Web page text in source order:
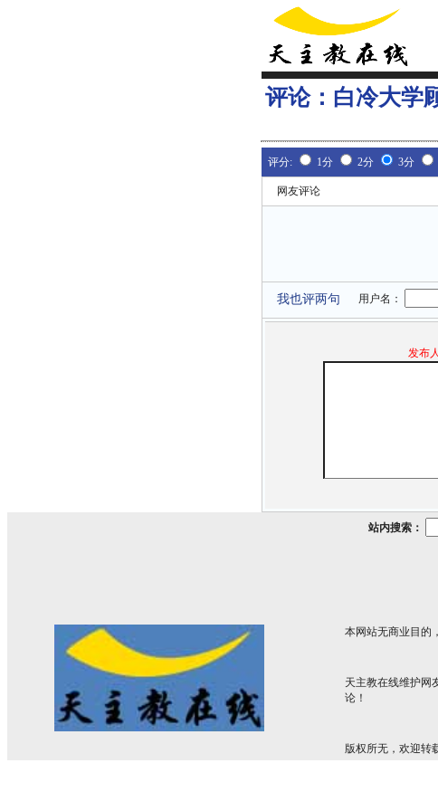
评论： 白冷大学
评分: 1分 2分 3分
网友评论
我也评两句 用户名：
发布
站内搜索：
本网站无商业目的
天主教在线维护网
论！
版权所无，欢迎转